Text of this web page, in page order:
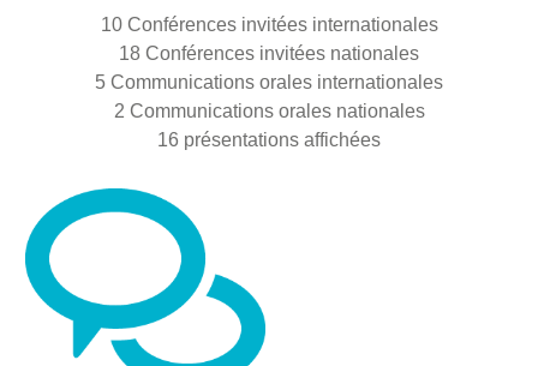
10 Conférences invitées internationales
18 Conférences invitées nationales
5 Communications orales internationales
2 Communications orales nationales
16 présentations affichées